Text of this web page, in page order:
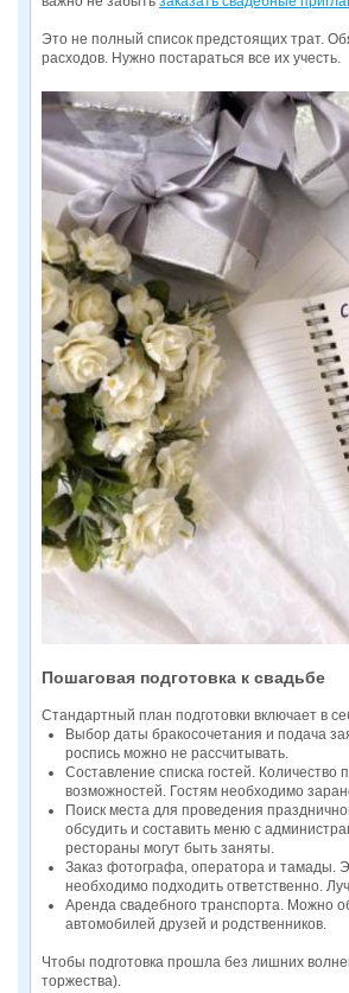
Это не полный список предстоящих трат.
расходов. Нужно постараться все их учесть.
Пошаговая подготовка к свадьбе
Стандартный план подготовки включает в
Выбор даты бракосочетания и подача
роспись можно не рассчитывать.
Составление списка гостей.
возможностей. Гостям необходимо
Поиск места для проведения
обсудить и составить меню с
рестораны могут быть заняты.
Заказ фотографа, оператора и тамады.
необходимо подходить ответственно.
Аренда свадебного транспорта. Можно
автомобилей друзей и родственников.
Чтобы подготовка прошла без лишних
торжества).